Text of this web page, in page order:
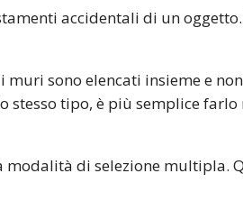
accidentali di un
sono elencati insieme e
stesso tipo, è più semplice farlo
modalità di selezione multipla.